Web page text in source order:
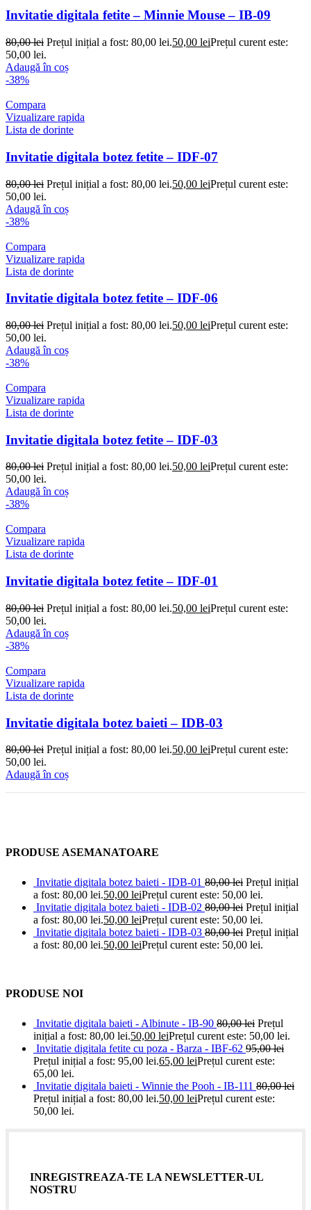
Invitatie digitala fetite – Minnie Mouse – IB-09
80,00lei Prețul inițial a fost: 80,00 lei.50,00 leiPrețul curent este:
50,00 lei.
Adaugă în coș
-38%
Compara
Vizualizare rapida
Lista de dorinte
Invitatie digitala botez fetite – IDF-07
80,00lei Prețul inițial a fost: 80,00 lei.50,00 leiPrețul curent este:
50,00 lei.
Adaugă în coș
-38%
Compara
Vizualizare rapida
Lista de dorinte
Invitatie digitala botez fetite – IDF-06
80,00lei Prețul inițial a fost: 80,00 lei.50,00 leiPrețul curent este:
50,00 lei.
Adaugă în coș
-38%
Compara
Vizualizare rapida
Lista de dorinte
Invitatie digitala botez fetite – IDF-03
80,00lei Prețul inițial a fost: 80,00 lei.50,00 leiPrețul curent este:
50,00 lei.
Adaugă în coș
-38%
Compara
Vizualizare rapida
Lista de dorinte
Invitatie digitala botez fetite – IDF-01
80,00lei Prețul inițial a fost: 80,00 lei.50,00 leiPrețul curent este:
50,00 lei.
Adaugă în coș
-38%
Compara
Vizualizare rapida
Lista de dorinte
Invitatie digitala botez baieti – IDB-03
80,00lei Prețul inițial a fost: 80,00 lei.50,00 leiPrețul curent este:
50,00 lei.
Adaugă în coș
PRODUSE ASEMANATOARE
Invitatie digitala botez baieti - IDB-01 80,00lei Prețul inițial
a fost: 80,00 lei.50,00 leiPrețul curent este: 50,00 lei.
Invitatie digitala botez baieti - IDB-02 80,00lei Prețul inițial
a fost: 80,00 lei.50,00 leiPrețul curent este: 50,00 lei.
Invitatie digitala botez baieti - IDB-03 80,00lei Prețul inițial
a fost: 80,00 lei.50,00 leiPrețul curent este: 50,00 lei.
PRODUSE NOI
Invitatie digitala baieti - Albinute - IB-90 80,00lei Prețul
inițial a fost: 80,00 lei.50,00 leiPrețul curent este: 50,00 lei.
Invitatie digitala fetite cu poza - Barza - IBF-62 95,00lei
Prețul inițial a fost: 95,00 lei.65,00 leiPrețul curent este:
65,00 lei.
Invitatie digitala baieti - Winnie the Pooh - IB-111 80,00lei
Prețul inițial a fost: 80,00 lei.50,00 leiPrețul curent este:
50,00 lei.
INREGISTREAZA-TE LA NEWSLETTER-UL
NOSTRU